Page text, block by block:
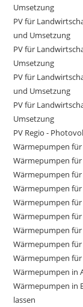
Umsetzung
PV für
und Umsetzung
PV für
Umsetzung
PV für
und Umsetzung
PV für
Umsetzung
PV Regio -
Wärmepumpen
Wärmepumpen
Wärmepumpen
Wärmepumpen
Wärmepumpen
Wärmepumpen
Wärmepumpen
Wärmepumpen
Wärmepumpen
Wärmepumpen in
Wärmepumpen in
lassen